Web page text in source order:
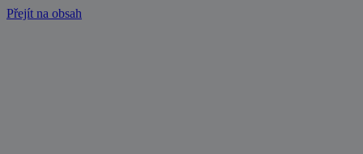
Přejít na obsah